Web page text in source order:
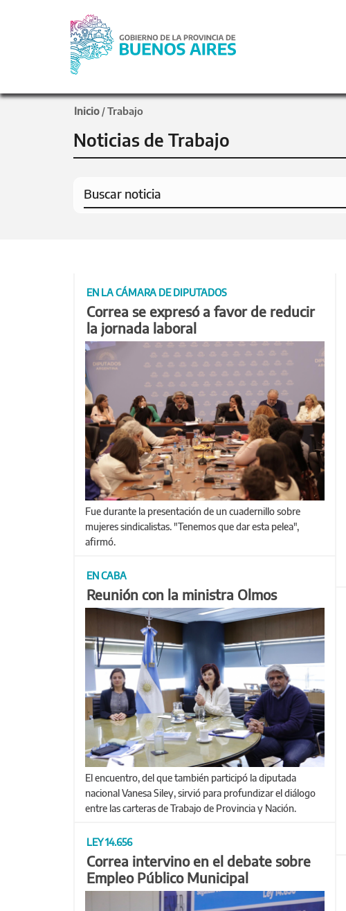
Inicio /Trabajo
Noticias de Trabajo
EN LA CÁMARA DE DIPUTADOS
Correa se expresó a favor de reducir
la jornada laboral
Fue durante la presentación de un cuadernillo sobre
mujeres sindicalistas. "Tenemos que dar esta pelea",
afirmó.
EN CABA
Reunión con la ministra Olmos
El encuentro, del que también participó la diputada
nacional Vanesa Siley, sirvió para profundizar el diálogo
entre las carteras de Trabajo de Provincia y Nación.
LEY 14.656
Correa intervino en el debate sobre
Empleo Público Municipal